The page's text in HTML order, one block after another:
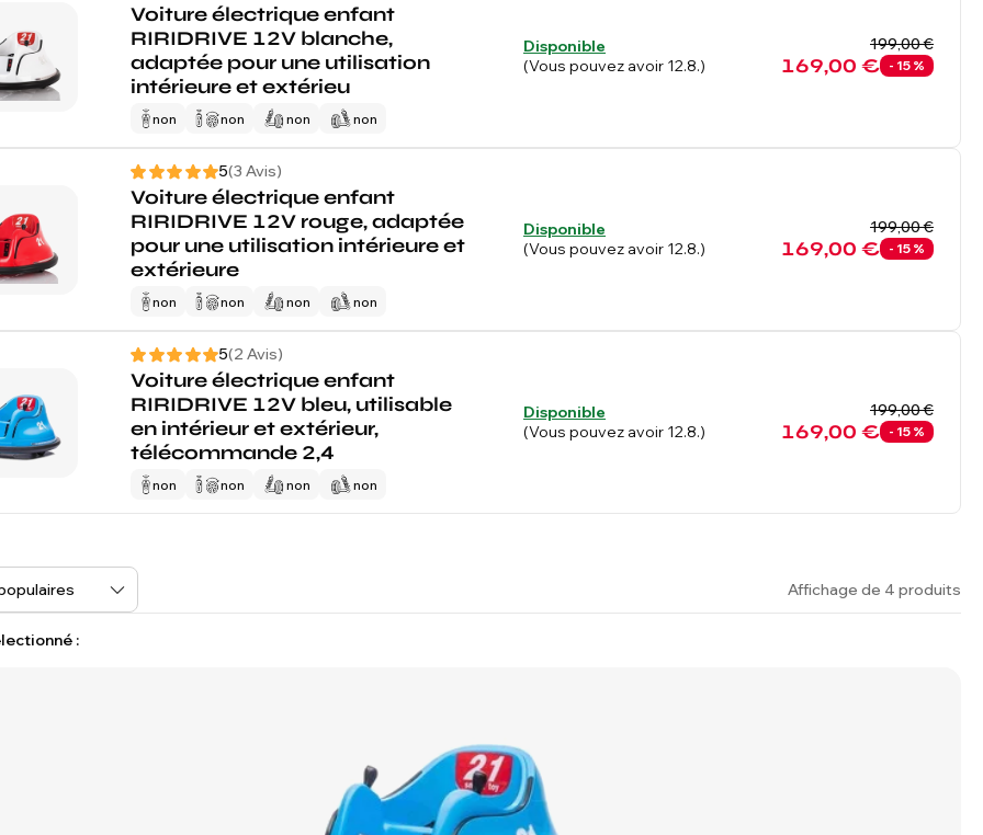
Voiture électrique enfant
RIRIDRIVE 12V blanche,
adaptée pour une utilisation
intérieure et extérieu
non non non non
169,00 € - 15 %
199,00 €
Disponible
(Vous pouvez avoir 12.8.)
5(3 Avis)
Voiture électrique enfant
RIRIDRIVE 12V rouge, adaptée
pour une utilisation intérieure et
extérieure
non non non non
169,00 € - 15 %
199,00 €
Disponible
(Vous pouvez avoir 12.8.)
5(2 Avis)
Voiture électrique enfant
RIRIDRIVE 12V bleu, utilisable
en intérieur et extérieur,
télécommande 2,4
non non non non
169,00 € - 15 %
199,00 €
Disponible
(Vous pouvez avoir 12.8.)
Affichage de 4 produits
: